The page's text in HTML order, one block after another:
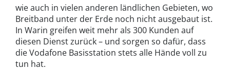
wie auch in vielen anderen ländlichen Gebieten, wo
Breitband unter der Erde noch nicht ausgebaut ist.
In Warin greifen weit mehr als 300 Kunden auf
diesen Dienst zurück – und sorgen so dafür, dass
die Vodafone Basisstation stets alle Hände voll zu
tun hat.